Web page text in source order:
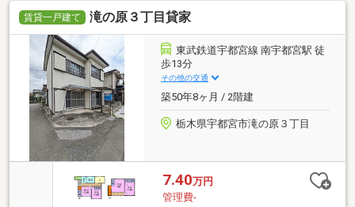
賃貸一戸建て 滝の原３丁目貸家
東武鉄道宇都宮線 南宇都宮駅 徒
歩13分
その他の交通
築50年8ヶ月 / 2階建
栃木県宇都宮市滝の原３丁目
7.40万円
管理費-